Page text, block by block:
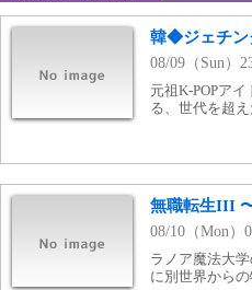
韓◆ジェチン
08/09（Sun）
元祖K-POPア
る、世代を超
無職転生III
08/10（Mon）
ラノア魔法大
に別世界から